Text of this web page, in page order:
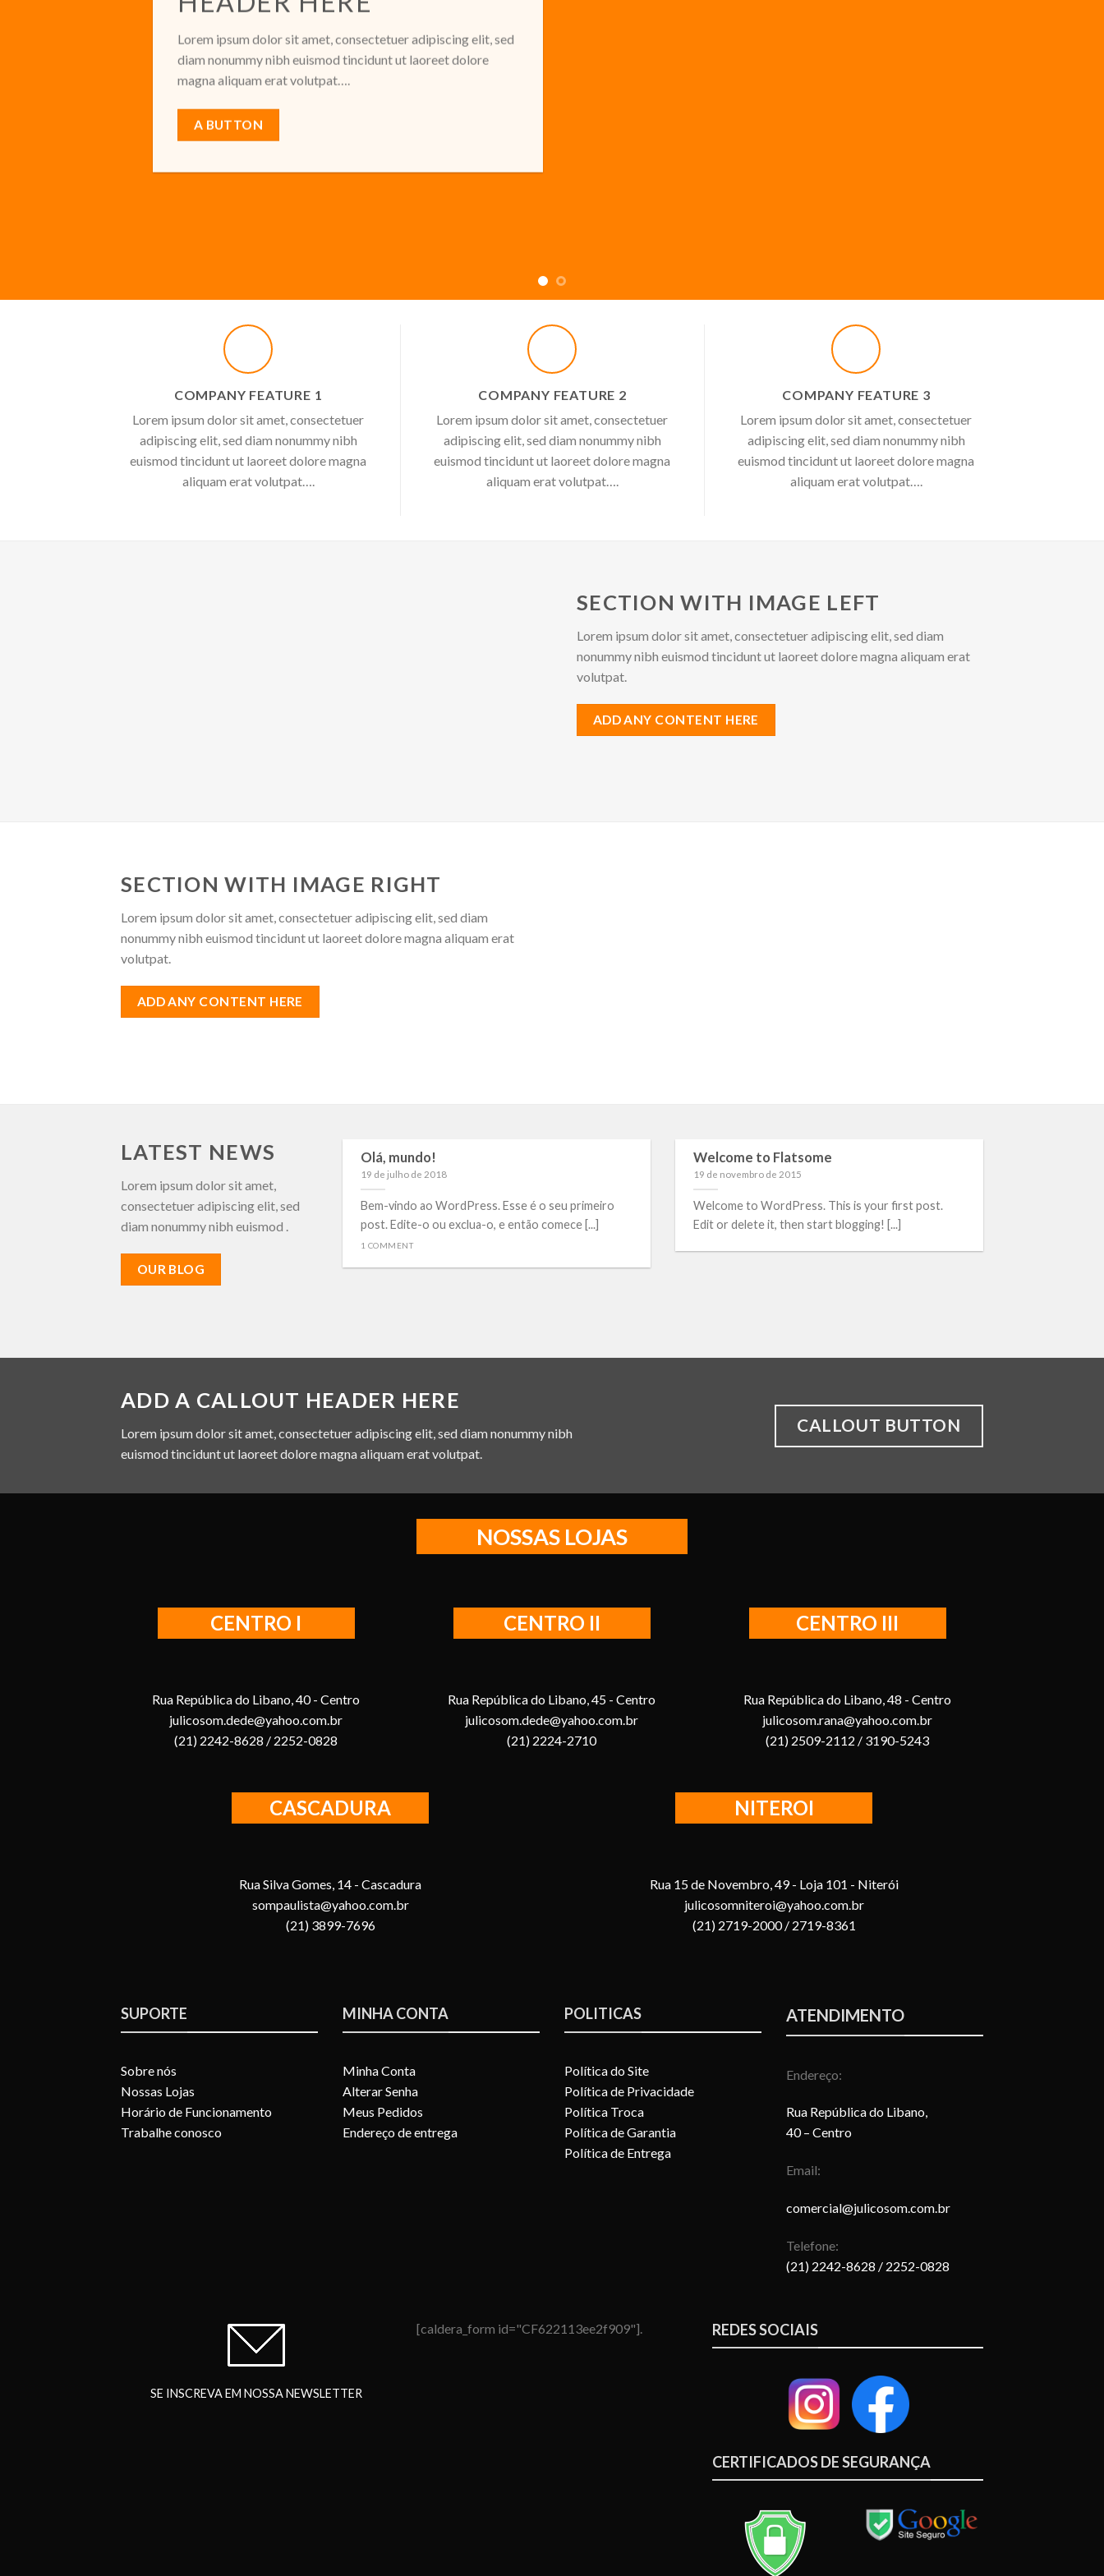
Lorem ipsum dolor sit amet, consectetuer adipiscing elit, sed
diam nonummy nibh euismod tincidunt ut laoreet dolore
magna aliquam erat volutpat….
A BUTTON
COMPANY FEATURE 1
Lorem ipsum dolor sit amet, consectetuer
adipiscing elit, sed diam nonummy nibh
euismod tincidunt ut laoreet dolore magna
aliquam erat volutpat….
COMPANY FEATURE 2
Lorem ipsum dolor sit amet, consectetuer
adipiscing elit, sed diam nonummy nibh
euismod tincidunt ut laoreet dolore magna
aliquam erat volutpat….
COMPANY FEATURE 3
Lorem ipsum dolor sit amet, consectetuer
adipiscing elit, sed diam nonummy nibh
euismod tincidunt ut laoreet dolore magna
aliquam erat volutpat….
SECTION WITH IMAGE LEFT
Lorem ipsum dolor sit amet, consectetuer adipiscing elit, sed diam
nonummy nibh euismod tincidunt ut laoreet dolore magna aliquam erat
volutpat.
ADD ANY CONTENT HERE
SECTION WITH IMAGE RIGHT
Lorem ipsum dolor sit amet, consectetuer adipiscing elit, sed diam
nonummy nibh euismod tincidunt ut laoreet dolore magna aliquam erat
volutpat.
ADD ANY CONTENT HERE
LATEST NEWS
Lorem ipsum dolor sit amet,
consectetuer adipiscing elit, sed
diam nonummy nibh euismod .
OUR BLOG
Olá, mundo!
19 de julho de 2018
Bem-vindo ao WordPress. Esse é o seu primeiro
post. Edite-o ou exclua-o, e então comece [...]
1 COMMENT
Welcome to Flatsome
19 de novembro de 2015
Welcome to WordPress. This is your first post.
Edit or delete it, then start blogging! [...]
New Client Landed
Lorem ipsum dolor sit amet, consectetuer
adipiscing elit, sed diam nonummy nibh euismod
ADD A CALLOUT HEADER HERE
Lorem ipsum dolor sit amet, consectetuer adipiscing elit, sed diam nonummy nibh
euismod tincidunt ut laoreet dolore magna aliquam erat volutpat.
CALLOUT BUTTON
NOSSAS LOJAS
CENTRO I
Rua República do Libano, 40 - Centro
julicosom.dede@yahoo.com.br
(21) 2242-8628 / 2252-0828
CENTRO II
Rua República do Libano, 45 - Centro
julicosom.dede@yahoo.com.br
(21) 2224-2710
CENTRO III
Rua República do Libano, 48 - Centro
julicosom.rana@yahoo.com.br
(21) 2509-2112 / 3190-5243
CASCADURA
Rua Silva Gomes, 14 - Cascadura
sompaulista@yahoo.com.br
(21) 3899-7696
NITEROI
Rua 15 de Novembro, 49 - Loja 101 - Niterói
julicosomniteroi@yahoo.com.br
(21) 2719-2000 / 2719-8361
SUPORTE
Sobre nós
Nossas Lojas
Horário de Funcionamento
Trabalhe conosco
MINHA CONTA
Minha Conta
Alterar Senha
Meus Pedidos
Endereço de entrega
POLITICAS
Política do Site
Política de Privacidade
Política Troca
Política de Garantia
Política de Entrega
ATENDIMENTO
Endereço:
Rua República do Libano,
40 – Centro
Email:
comercial@julicosom.com.br
Telefone:
(21) 2242-8628 / 2252-0828
SE INSCREVA EM NOSSA NEWSLETTER
[caldera_form id="CF622113ee2f909"]. REDES SOCIAIS
CERTIFICADOS DE SEGURANÇA